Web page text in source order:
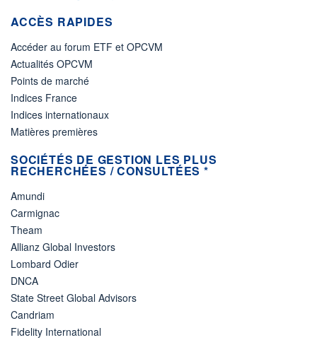
ACCÈS RAPIDES
Accéder au forum ETF et OPCVM
Actualités OPCVM
Points de marché
Indices France
Indices internationaux
Matières premières
SOCIÉTÉS DE GESTION LES PLUS
RECHERCHÉES / CONSULTÉES *
Amundi
Carmignac
Theam
Allianz Global Investors
Lombard Odier
DNCA
State Street Global Advisors
Candriam
Fidelity International